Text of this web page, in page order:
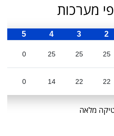
מערכות
2
3
4
5
25
25
25
0
22
22
14
0
מלאה